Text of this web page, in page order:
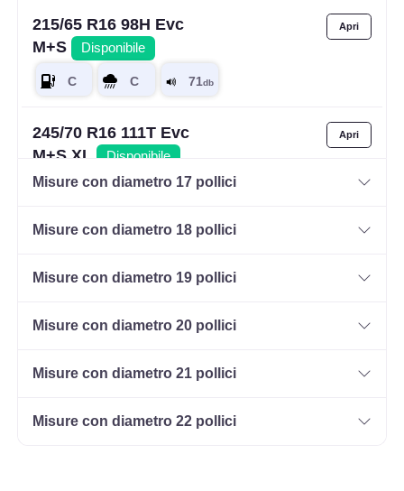
215/65 R16 98H Evc
M+S
Disponibile
245/70 R16 111T Evc
M+S XL
Disponibile
Misure con diametro 17 pollici
Misure con diametro 18 pollici
Misure con diametro 19 pollici
Misure con diametro 20 pollici
Misure con diametro 21 pollici
Misure con diametro 22 pollici